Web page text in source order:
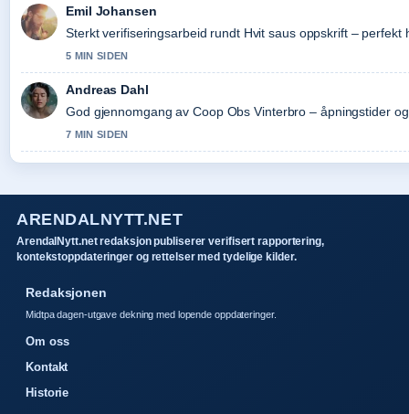
Emil Johansen
Sterkt verifiseringsarbeid rundt Hvit saus oppskrift –
5 MIN SIDEN
Andreas Dahl
God gjennomgang av Coop Obs Vinterbro – åpningstider
7 MIN SIDEN
ARENDALNYTT.NET
ArendalNytt.net redaksjon publiserer verifisert rapportering,
kontekstoppdateringer og rettelser med tydelige kilder.
Redaksjonen
Midtpa dagen-utgave dekning med lopende oppdateringer.
Om oss
Kontakt
Historie